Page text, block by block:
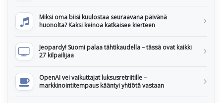
Miksi oma biisi kuulostaa seuraavana päivänä
huonolta? Kaksi keinoa katkaisee kierteen
Jeopardy! Suomi palaa tähtikaudella – tässä ovat kaikki
27 kilpailijaa
OpenAI vei vaikuttajat luksusretriitille –
markkinointitempaus kääntyi yhtiötä vastaan